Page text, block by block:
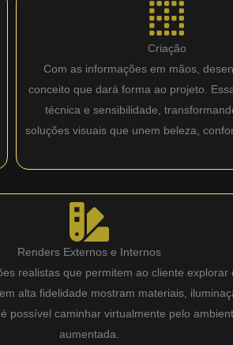
Criação
Com as informações em mãos,
conceito que dará forma ao projeto.
técnica e sensibilidade,
soluções visuais que unem beleza,
Renders Externos e Internos
realistas que permitem ao cliente explorar
alta fidelidade mostram materiais,
possível caminhar virtualmente pelo
aumentada.